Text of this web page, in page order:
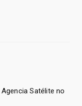
Satélite no